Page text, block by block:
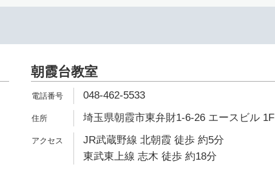
朝霞台教室
048-462-5533
埼玉県朝霞市東弁財1-6-26 エースビル 1F
JR武蔵野線 北朝霞 徒歩 約5分
東武東上線 志木 徒歩 約18分